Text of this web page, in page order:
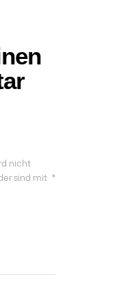
nicht
sind mit *